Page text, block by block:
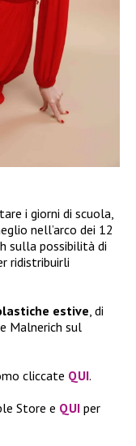
i giorni di scuola,
nell’arco dei 12
sulla possibilità di
ridistribuirli
estive, di
Malnerich sul
cliccate QUI.
Store e QUI per